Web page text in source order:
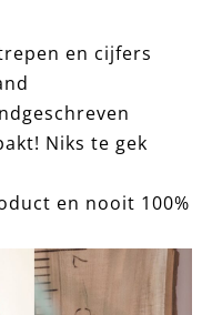
en cijfers
Niks te gek
en nooit 100%